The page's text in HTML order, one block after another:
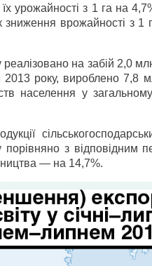
урожайності з 1 га на
врожайності з 1
на забій 2,0
2013 року, вироблено
населення у
порівняно з відповідним
— на 14,7%.